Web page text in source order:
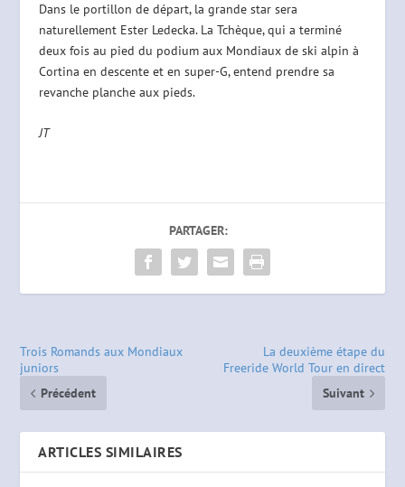
Dans le portillon de départ, la grande star sera
naturellement Ester Ledecka. La Tchèque, qui a terminé
deux fois au pied du podium aux Mondiaux de ski alpin à
Cortina en descente et en super-G, entend prendre sa
revanche planche aux pieds.
JT
PARTAGER:
Trois Romands aux Mondiaux
juniors
Précédent
La deuxième étape du
Freeride World Tour en direct
Suivant
ARTICLES SIMILAIRES